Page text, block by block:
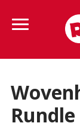
Rundle